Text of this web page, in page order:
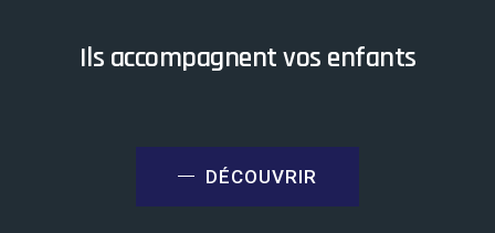
Ils accompagnent vos enfants
DÉCOUVRIR